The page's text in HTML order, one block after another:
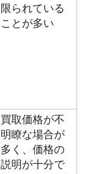
限られている
ことが多い
買取価格が不
明瞭な場合が
多く、価格の
説明が十分で